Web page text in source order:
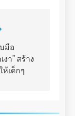
บมือ
งา” สร้าง
ห้เด็กๆ